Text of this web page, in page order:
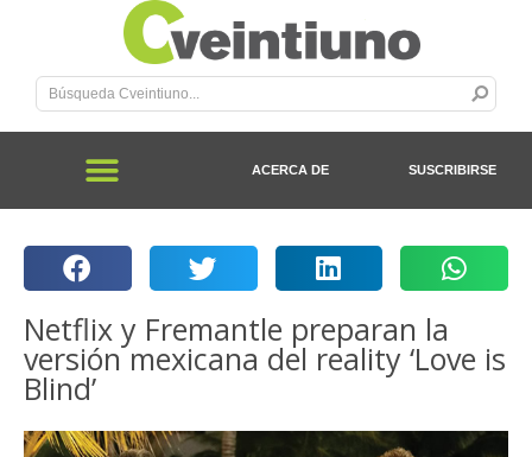
ACERCA DE SUSCRIBIRSE
Netflix y Fremantle preparan la
versión mexicana del reality ‘Love is
Blind’